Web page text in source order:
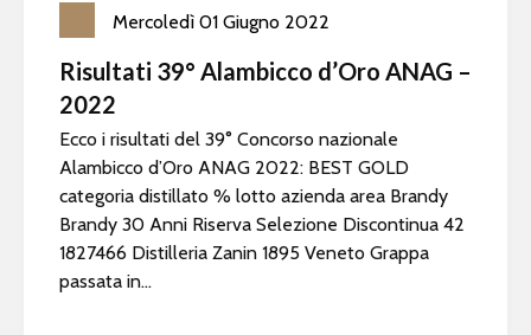
Mercoledì 01 Giugno 2022
Risultati 39° Alambicco d’Oro ANAG –
2022
Ecco i risultati del 39° Concorso nazionale
Alambicco d’Oro ANAG 2022: BEST GOLD
categoria distillato % lotto azienda area Brandy
Brandy 30 Anni Riserva Selezione Discontinua 42
1827466 Distilleria Zanin 1895 Veneto Grappa
passata in...